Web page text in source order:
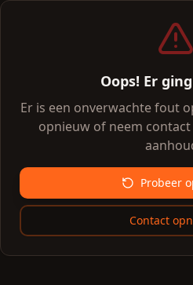
Oops! Er
Er is een onverwachte fout
opnieuw of neem
Probeer
Contact